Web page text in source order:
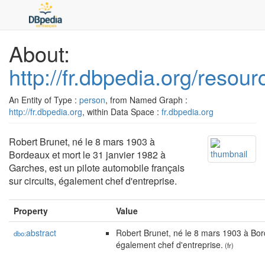
About:
http://fr.dbpedia.org/
An Entity of Type : person, from Named Graph :
http://fr.dbpedia.org, within Data Space : fr.dbpedia.org
Robert Brunet, né le 8 mars 1903 à
Bordeaux et mort le 31 janvier 1982 à
Garches, est un pilote automobile français
sur circuits, également chef d'entreprise.
Property Value
dbo:abstract
Robert Brunet, né le 8 mars 1903 à
également chef d'entreprise. (fr)